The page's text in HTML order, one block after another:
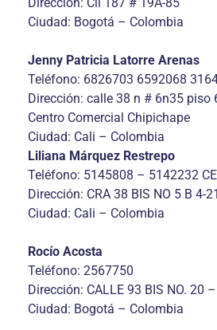
Ciudad: Bogotá – Colombia
Jenny Patricia Latorre Arenas
Teléfono: 6826703 6592068
Dirección: calle 38 n # 6n35 piso
Centro Comercial Chipichape
Ciudad: Cali – Colombia
Liliana Márquez Restrepo
Teléfono: 5145808 – 5142232
Dirección: CRA 38 BIS NO 5 B 4-
Ciudad: Cali – Colombia
Rocío Acosta
Teléfono: 2567750
Dirección: CALLE 93 BIS NO. 20
Ciudad: Bogotá – Colombia